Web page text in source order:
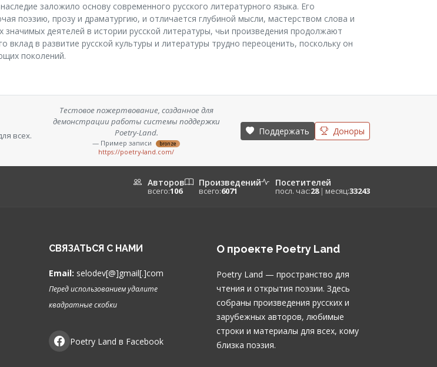
заложило основу современного русского литературного языка. Его
поэзию, прозу и драматургию, и отличается глубиной мысли, мастерством слова и
деятелей в истории русской литературы, чьи произведения продолжают
в развитие русской культуры и литературы трудно переоценить, поскольку он
поколений.
всех.
Тестовое пожертвование, созданное для
демонстрации работы системы поддержки
Poetry-Land.
— Пример записи bronze
https://poetry-land.com/
Поддержать Доноры
Авторов
всего:106
Произведений
всего:6071
Посетителей
посл. час:28 | месяц:33243
СВЯЗАТЬСЯ С НАМИ
Email: selodev[@]gmail[.]com
Перед использованием удалите
квадратные скобки
Poetry Land в Facebook
О проекте Poetry Land
Poetry Land — пространство для
чтения и открытия поэзии. Здесь
собраны произведения русских и
зарубежных авторов, любимые
строки и материалы для всех, кому
близка поэзия.